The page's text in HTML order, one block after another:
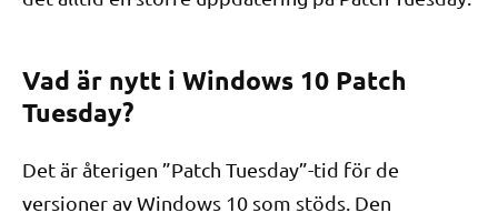
Vad är nytt i Windows 10 Patch
Tuesday?
Det är återigen ”Patch Tuesday”-tid för de
versioner av Windows 10 som stöds. Den